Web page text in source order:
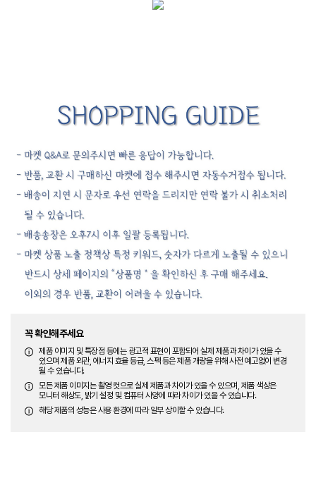
꼭 확인해주세요
제품 이미지 및 특장점 등에는 광고적 표현이 포함되어 실제 제품과 차이가 있을 수
있으며 제품 외관, 에너지 효율 등급, 스펙 등은 제품 개량을 위해 사전 예고없이 변경
될 수 있습니다.
모든 제품 이미지는 촬영 컷으로 실제 제품과 차이가 있을 수 있으며, 제품 색상은
모니터 해상도, 밝기 설정 및 컴퓨터 사양에 따라 차이가 있을 수 있습니다.
해당 제품의 성능은 사용 환경에 따라 일부 상이할 수 있습니다.